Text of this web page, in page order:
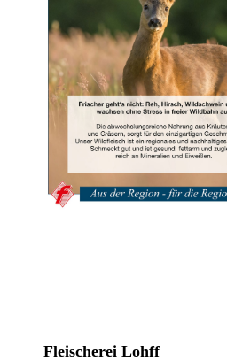
Fleischerei Lohff